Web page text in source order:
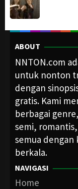
ABOUT
NNTON.com
untuk nonton
dengan
gratis. Kami
berbagai
semi,
semua dengan
berkala.
NAVIGASI
Home